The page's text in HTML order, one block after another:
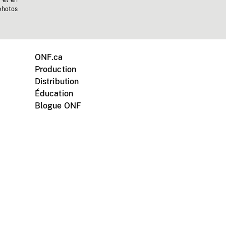
ONF.ca
Production
Distribution
Éducation
Blogue ONF